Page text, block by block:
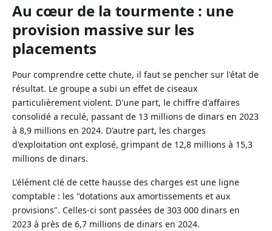
Au cœur de la tourmente : une
provision massive sur les
placements
Pour comprendre cette chute, il faut se pencher sur l'état de
résultat. Le groupe a subi un effet de ciseaux
particulièrement violent. D'une part, le chiffre d'affaires
consolidé a reculé, passant de 13 millions de dinars en 2023
à 8,9 millions en 2024. D'autre part, les charges
d'exploitation ont explosé, grimpant de 12,8 millions à 15,3
millions de dinars.
L'élément clé de cette hausse des charges est une ligne
comptable : les "dotations aux amortissements et aux
provisions". Celles-ci sont passées de 303 000 dinars en
2023 à près de 6,7 millions de dinars en 2024.